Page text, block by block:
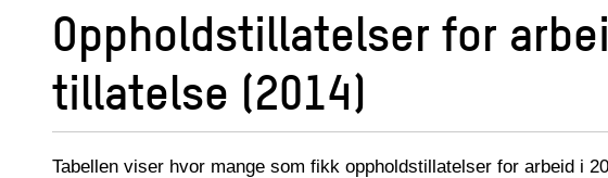
Oppholdstillatelser for
tillatelse (2014)
Tabellen viser hvor mange som fikk oppholdstillatelser for arbeid i